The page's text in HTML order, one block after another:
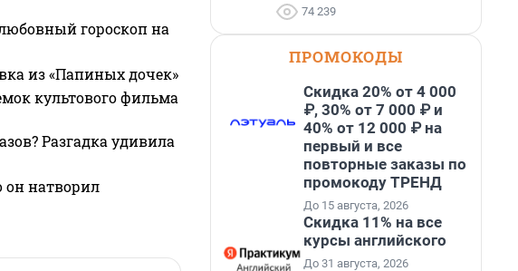
гороскоп на
из «Папиных дочек»
культового фильма
Разгадка удивила
он натворил
74 239
ПРОМОКОДЫ
Скидка 20% от 4 000
₽, 30% от 7 000 ₽ и
40% от 12 000 ₽ на
первый и все
повторные заказы по
промокоду ТРЕНД
До 15 августа, 2026
Скидка 11% на все
курсы английского
До 31 августа, 2026